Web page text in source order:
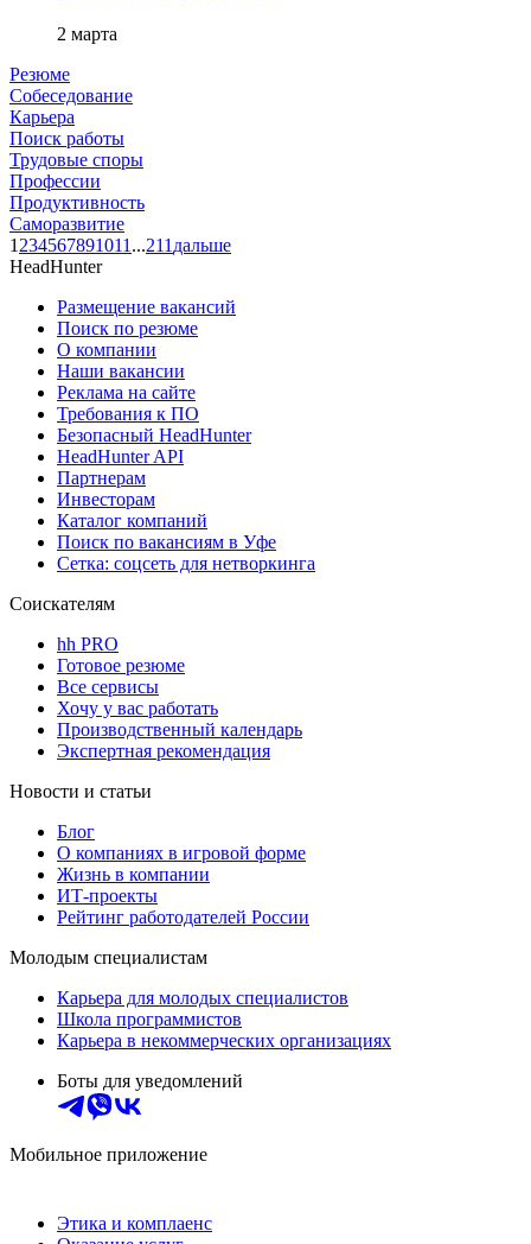
2 марта
Резюме
Собеседование
Карьера
Поиск работы
Трудовые споры
Профессии
Продуктивность
Саморазвитие
1 234567891011 ...211 дальше
HeadHunter
Размещение вакансий
Поиск по резюме
О компании
Наши вакансии
Реклама на сайте
Требования к ПО
Безопасный HeadHunter
HeadHunter API
Партнерам
Инвесторам
Каталог компаний
Поиск по вакансиям в Уфе
Сетка: соцсеть для нетворкинга
Соискателям
hh PRO
Готовое резюме
Все сервисы
Хочу у вас работать
Производственный календарь
Экспертная рекомендация
Новости и статьи
Блог
О компаниях в игровой форме
Жизнь в компании
ИТ-проекты
Рейтинг работодателей России
Молодым специалистам
Карьера для молодых специалистов
Школа программистов
Карьера в некоммерческих организациях
Боты для уведомлений
Мобильное приложение
Этика и комплаенс